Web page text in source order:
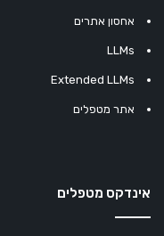
אחסון אתרים
LLMs
Extended LLMs
אתר מטפלים
אינדקס מטפלים